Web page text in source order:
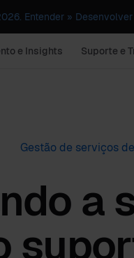
Entender »
e Insights Suporte e
Gestão de serviços
a